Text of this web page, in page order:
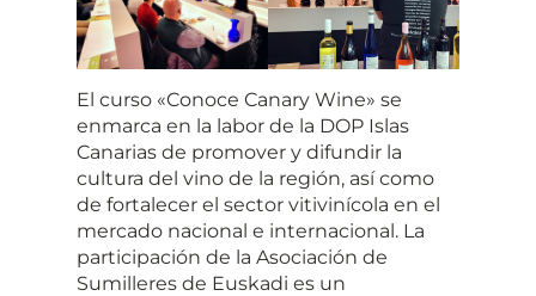
El curso «Conoce Canary Wine» se
enmarca en la labor de la DOP Islas
Canarias de promover y difundir la
cultura del vino de la región, así como
de fortalecer el sector vitivinícola en el
mercado nacional e internacional. La
participación de la Asociación de
Sumilleres de Euskadi es un